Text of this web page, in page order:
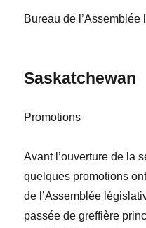
Bureau de
Saskatchewan
Promotions
Avant l’ouverture de la
quelques promotions
de l’Assemblée
passée de greffière